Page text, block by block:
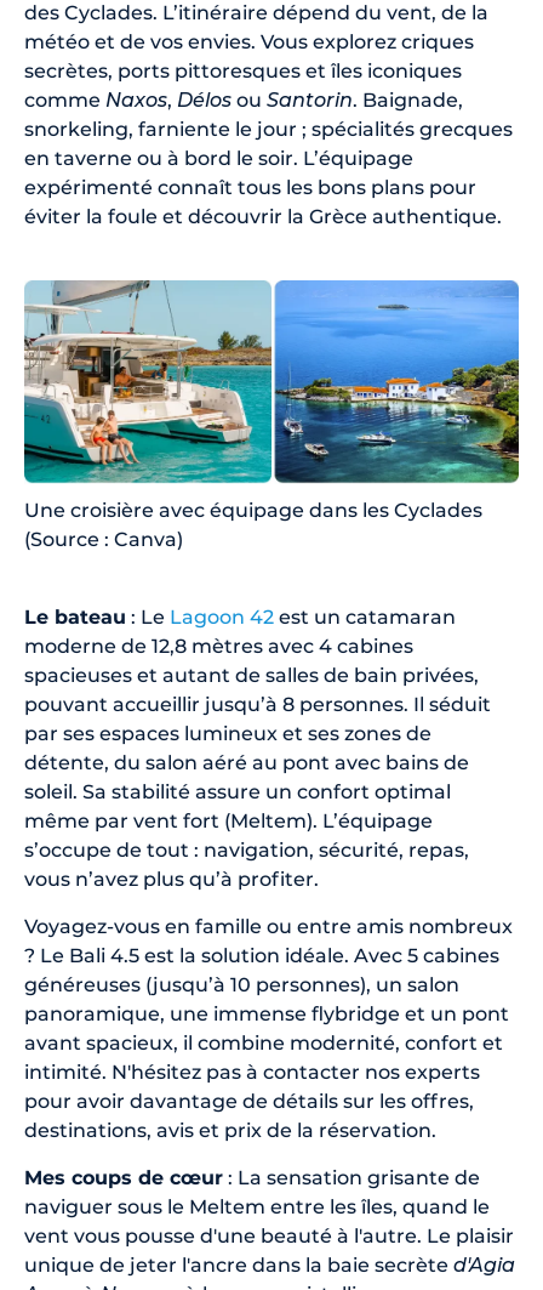
des Cyclades. L’itinéraire dépend du vent, de la
météo et de vos envies. Vous explorez criques
secrètes, ports pittoresques et îles iconiques
comme Naxos, Délos ou Santorin. Baignade,
snorkeling, farniente le jour ; spécialités grecques
en taverne ou à bord le soir. L’équipage
expérimenté connaît tous les bons plans pour
éviter la foule et découvrir la Grèce authentique.
Une croisière avec équipage dans les Cyclades
(Source : Canva)
Le bateau : Le Lagoon 42 est un catamaran
moderne de 12,8 mètres avec 4 cabines
spacieuses et autant de salles de bain privées,
pouvant accueillir jusqu’à 8 personnes. Il séduit
par ses espaces lumineux et ses zones de
détente, du salon aéré au pont avec bains de
soleil. Sa stabilité assure un confort optimal
même par vent fort (Meltem). L’équipage
s’occupe de tout : navigation, sécurité, repas,
vous n’avez plus qu’à profiter.
Voyagez-vous en famille ou entre amis nombreux
? Le Bali 4.5 est la solution idéale. Avec 5 cabines
généreuses (jusqu’à 10 personnes), un salon
panoramique, une immense flybridge et un pont
avant spacieux, il combine modernité, confort et
intimité. N'hésitez pas à contacter nos experts
pour avoir davantage de détails sur les offres,
destinations, avis et prix de la réservation.
Mes coups de cœur : La sensation grisante de
naviguer sous le Meltem entre les îles, quand le
vent vous pousse d'une beauté à l'autre. Le plaisir
unique de jeter l'ancre dans la baie secrète d'Agia